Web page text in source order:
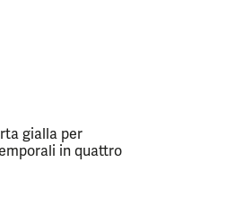
gialla per
in quattro